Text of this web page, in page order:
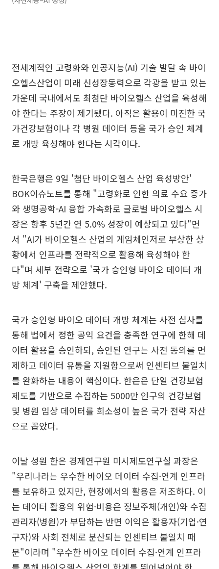
전세계적인 고령화와 인공지능(AI) 기술 발달 속 바이
오헬스산업이 미래 신성장동력으로 각광을 받고 있는
가운데 국내에서도 최첨단 바이오헬스 산업을 육성해
야 한다는 주장이 제기됐다. 아직은 활용이 미진한 국
가건강보험이나 각 병원 데이터 등을 국가 승인 체계
로 개방 육성해야 한다는 시각이다.
한국은행은 9일 '첨단 바이오헬스 산업 육성방안'
BOK이슈노트를 통해 "고령화로 인한 의료 수요 증가
와 생명공학-AI 융합 가속화로 글로벌 바이오헬스 시
장은 향후 5년간 연 5.0% 성장이 예상되고 있다"면
서 "AI가 바이오헬스 산업의 게임체인저로 부상한 상
황에서 인프라를 전략적으로 활용해 육성해야 한
다"며 세부 전략으로 '국가 승인형 바이오 데이터 개
방 체계' 구축을 제안했다.
국가 승인형 바이오 데이터 개방 체계는 사전 심사를
통해 법에서 정한 공익 요건을 충족한 연구에 한해 데
이터 활용을 승인하되, 승인된 연구는 사전 동의를 면
제하고 데이터 유통을 지원함으로써 인센티브 불일치
를 완화하는 내용이 핵심이다. 한은은 단일 건강보험
제도를 기반으로 수집하는 5000만 인구의 건강보험
및 병원 임상 데이터를 희소성이 높은 국가 전략 자산
으로 꼽았다.
이날 성원 한은 경제연구원 미시제도연구실 과장은
"우리나라는 우수한 바이오 데이터 수집·연계 인프라
를 보유하고 있지만, 현장에서의 활용은 저조하다. 이
는 데이터 활용의 위험·비용은 정보주체(개인)와 수집
관리자(병원)가 부담하는 반면 이익은 활용자(기업·연
구자)와 사회 전체로 분산되는 인센티브 불일치 때
문"이라며 "우수한 바이오 데이터 수집·연계 인프라